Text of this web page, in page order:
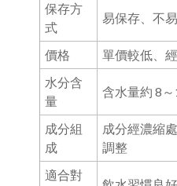
保存方
式
易保存、不
價格 單價較低、
水分含
量
含水量約 8
成分組
成
成分經濃縮
調整
適合對